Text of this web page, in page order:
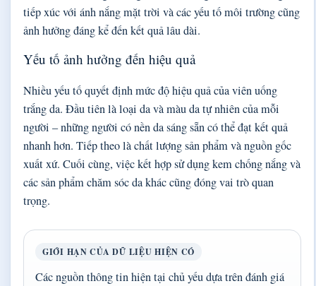
tiếp xúc với ánh nắng mặt trời và các yếu tố môi trường cũng
ảnh hưởng đáng kể đến kết quả lâu dài.
Yếu tố ảnh hưởng đến hiệu quả
Nhiều yếu tố quyết định mức độ hiệu quả của viên uống
trắng da. Đầu tiên là loại da và màu da tự nhiên của mỗi
người – những người có nền da sáng sẵn có thể đạt kết quả
nhanh hơn. Tiếp theo là chất lượng sản phẩm và nguồn gốc
xuất xứ. Cuối cùng, việc kết hợp sử dụng kem chống nắng và
các sản phẩm chăm sóc da khác cũng đóng vai trò quan
trọng.
GIỚI HẠN CỦA DỮ LIỆU HIỆN CÓ
Các nguồn thông tin hiện tại chủ yếu dựa trên đánh giá